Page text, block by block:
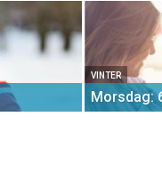
VINTER
Morsdag: